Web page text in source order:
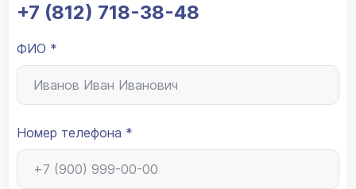
+7 (812) 718-38-48
ФИО *
Номер телефона *